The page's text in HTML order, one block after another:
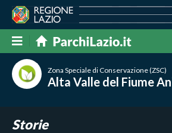
Zona Speciale di Conservazione (ZSC)
Alta Valle del Fiume
Storie